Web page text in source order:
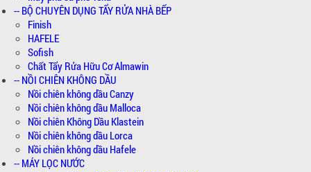
-- BỘ CHUYÊN DỤNG TẨY RỬA NHÀ BẾP
Finish
HAFELE
Sofish
Chất Tẩy Rửa Hữu Cơ Almawin
-- NỒI CHIÊN KHÔNG DẦU
Nồi chiên không dầu Canzy
Nồi chiên không dầu Malloca
Nồi chiên Không Dầu Klastein
Nồi chiên không dầu Lorca
Nồi chiên không dầu Hafele
-- MÁY LỌC NƯỚC